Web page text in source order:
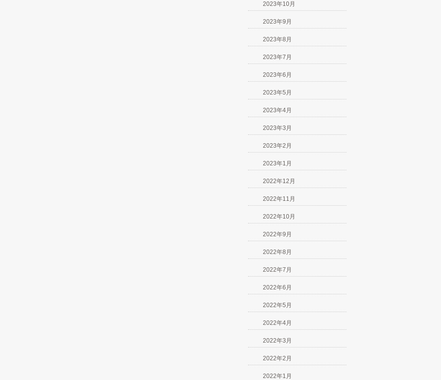
2023年10月
2023年9月
2023年8月
2023年7月
2023年6月
2023年5月
2023年4月
2023年3月
2023年2月
2023年1月
2022年12月
2022年11月
2022年10月
2022年9月
2022年8月
2022年7月
2022年6月
2022年5月
2022年4月
2022年3月
2022年2月
2022年1月